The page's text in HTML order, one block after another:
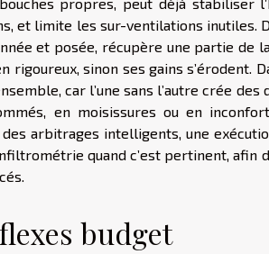
et limite les sur-ventilations inutiles.
et posée, récupère une partie de
sinon ses gains s’érodent.
car l’une sans l’autre crée des
en moisissures ou en
arbitrages intelligents, une
quand c’est pertinent, afin
budget